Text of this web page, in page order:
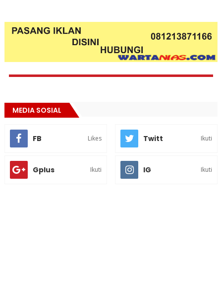
MEDIA SOSIAL
FB Likes Twitt Ikuti
Gplus Ikuti IG Ikuti